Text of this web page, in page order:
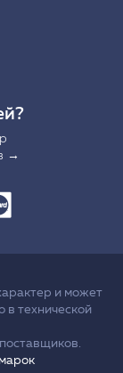
→
и может
в технической